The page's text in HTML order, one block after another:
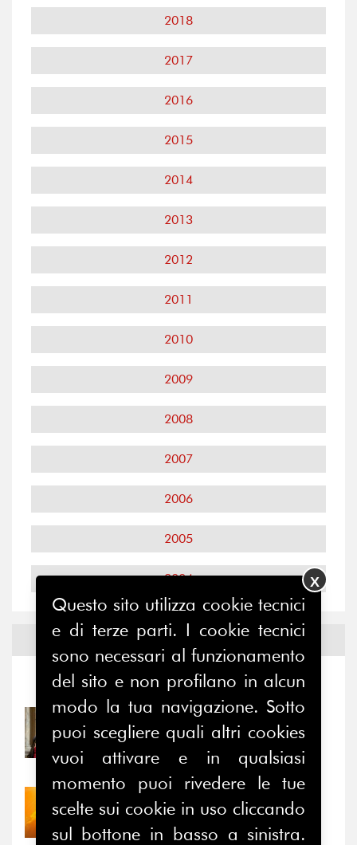
2018
2017
2016
2015
2014
2013
2012
2011
2010
2009
2008
2007
2006
2005
2004
Notizie ed Eventi
Notizie-Eventi
31/07/2026
Prima della pausa estiva,
il valore di...
30/07/2026
Nove anni dopo la
“grande cecità”: la...
Questo sito utilizza cookie tecnici
e di terze parti. I cookie tecnici
sono necessari al funzionamento
del sito e non profilano in alcun
modo la tua navigazione. Sotto
puoi scegliere quali altri cookies
vuoi attivare e in qualsiasi
momento puoi rivedere le tue
scelte sui cookie in uso cliccando
sul bottone in basso a sinistra.
X